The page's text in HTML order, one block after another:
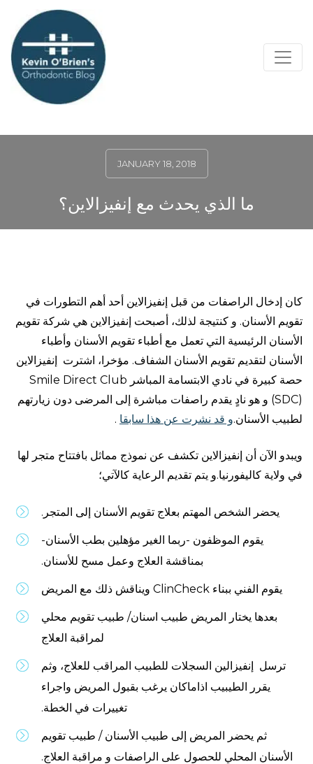
JANUARY 18, 2018
ما الذي يحدث مع إنفيزالاين؟
كان إدخال الراصفات من قبل إنفيزالاين أحد أهم التطورات في
تقويم الأسنان. و كنتيجة لذلك، أصبحت إنفيزالاين هي شركة تقويم
الأسنان الرئيسية التي تعمل مع أطباء تقويم الأسنان وأطباء
الأسنان لتقديم تقويم الأسنان الشفاف. مؤخرا، اشترت إنفيزالاين
حصة كبيرة في نادي الابتسامة المباشر Smile Direct Club
(SDC) و هو نادٍ يقدم راصفات مباشرة إلى المرضى دون زيارتهم
لطبيب الأسنان.و قد نشرت عن هذا سابقا .
ويبدو الآن أن إنفيزالاين تكشف عن نموذج مماثل بافتتاح متجر لها
في ولاية كاليفورنيا.و يتم تقديم الرعاية كالآتي؛
يحضر الشخص المهتم بعلاج تقويم الأسنان إلى المتجر.
يقوم الموظفون -ربما الغير مؤهلين بطب الأسنان-
بمناقشة العلاج وعمل مسح للأسنان.
يقوم الفني ببناء ClinCheck ويناقش ذلك مع المريض
بعدها يختار المريض طبيب اسنان/ طبيب تقويم محلي
لمراقبة العلاج
ترسل إنفيزالين السجلات للطبيب المراقب للعلاج، وثم
يقرر الطيبيب اذاماكان يرغب بقبول المريض واجراء
تغييرات في الخطة.
ثم يحضر المريض إلى طبيب الأسنان / طبيب تقويم
الأسنان المحلي للحصول على الراصفات و مراقبة العلاج.